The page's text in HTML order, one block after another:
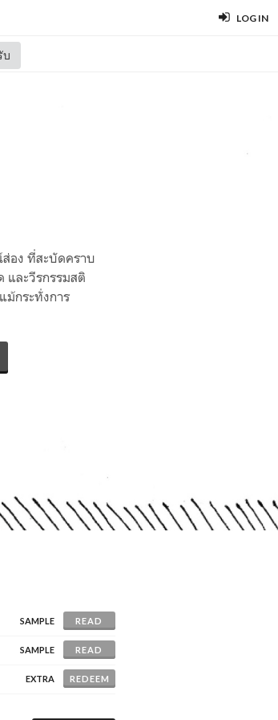
LOG IN
บ
อง ที่สะบัดคราบ
และวีรกรรมสติ
ม้กระทั่งการ
SAMPLE READ
SAMPLE READ
EXTRA REDEEM